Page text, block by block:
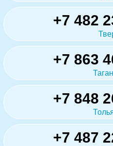
+7 482
+7 863
+7 848
+7 487